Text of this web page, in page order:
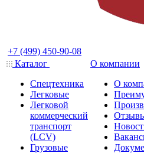
+7 (499) 450-90-08
Каталог
Спецтехника
Легковые
Легковой
коммерческий
транспорт
(LCV)
Грузовые
О компании
О